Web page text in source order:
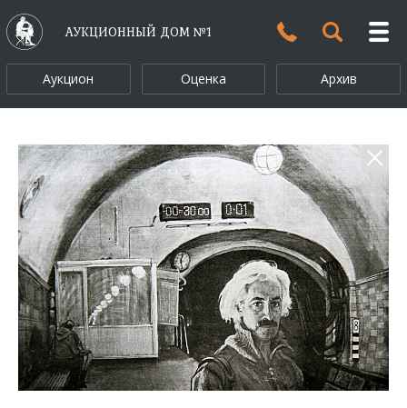
АУКЦИОННЫЙ ДОМ №1
Аукцион Оценка Архив